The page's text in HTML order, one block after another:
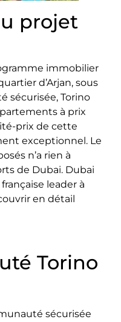
projet
immobilier
d’Arjan, sous
sécurisée, Torino
à prix
prix de cette
exceptionnel. Le
n’a rien à
de Dubai. Dubai
leader à
en détail
Torino
sécurisée